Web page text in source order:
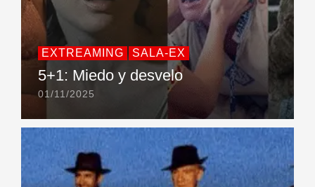
EXTREAMING SALA-EX
5+1: Miedo y desvelo
01/11/2025